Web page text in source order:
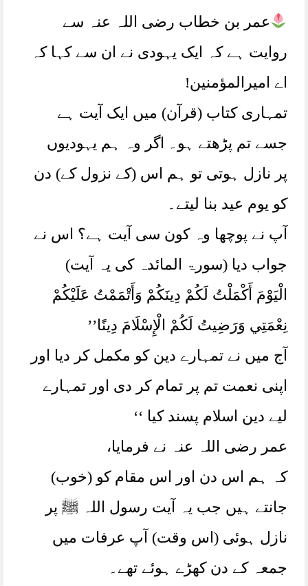
عمر بن خطاب رضی اللہ عنہ سے
روایت ہے کہ ایک یہودی نے ان سے کہا کہ
اے امیرالمؤمنین!
تمہاری کتاب (قرآن) میں ایک آیت ہے
جسے تم پڑھتے ہو۔ اگر وہ ہم یہودیوں
پر نازل ہوتی تو ہم اس (کے نزول کے) دن
کو یوم عید بنا لیتے۔
آپ نے پوچھا وہ کون سی آیت ہے؟ اس نے
جواب دیا (سورۃ المائدہ کی یہ آیت)
الْيَوْمَ أَكْمَلْتُ لَكُمْ دِينَكُمْ وَأَتْمَمْتُ عَلَيْكُمْ
نِعْمَتِي وَرَضِيتُ لَكُمْ الْإِسْلَامَ دِينًا’’
آج میں نے تمہارے دین کو مکمل کر دیا اور
اپنی نعمت تم پر تمام کر دی اور تمہارے
لیے دین اسلام پسند کیا ‘‘
عمر رضی اللہ عنہ نے فرمایا،
کہ ہم اس دن اور اس مقام کو (خوب)
جانتے ہیں جب یہ آیت رسول اللہ ﷺ پر
نازل ہوئی (اس وقت) آپ عرفات میں
جمعہ کے دن کھڑے ہوئے تھے۔